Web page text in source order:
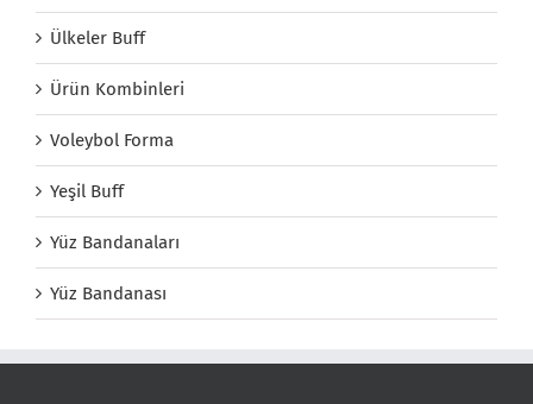
Ülkeler Buff
Ürün Kombinleri
Voleybol Forma
Yeşil Buff
Yüz Bandanaları
Yüz Bandanası